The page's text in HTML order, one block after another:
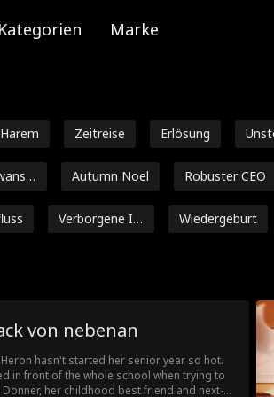
Kategorien Marke
Harem Zeitreise Erlösung
Autumn Noel Robuster CEO
Verborgene Id
Wiedergeburt
Scheidung
ber
Cameron Saffl Fantasie
von nebenan
hasn't started her senior year so hot.
in front of the whole school when trying to
Donner, her childhood best friend and next-